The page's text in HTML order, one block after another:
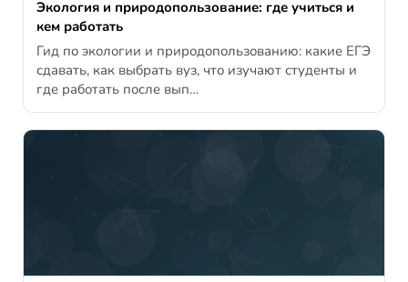
Экология и природопользование: где учиться и
кем работать
Гид по экологии и природопользованию: какие ЕГЭ
сдавать, как выбрать вуз, что изучают студенты и
где работать после вып…